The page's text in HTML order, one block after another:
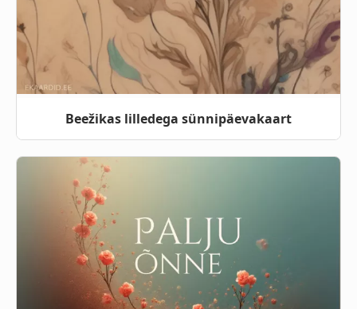
Beežikas lilledega sünnipäevakaart